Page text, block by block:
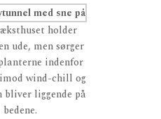
holder
ude, men sørger
indenfor
wind-chill og
bliver liggende på
bedene.